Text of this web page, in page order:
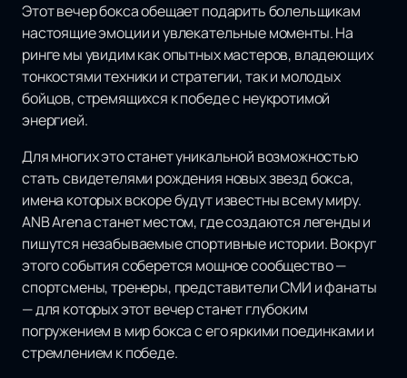
Этот вечер бокса обещает подарить болельщикам
настоящие эмоции и увлекательные моменты. На
ринге мы увидим как опытных мастеров, владеющих
тонкостями техники и стратегии, так и молодых
бойцов, стремящихся к победе с неукротимой
энергией.
Для многих это станет уникальной возможностью
стать свидетелями рождения новых звезд бокса,
имена которых вскоре будут известны всему миру.
ANB Arena станет местом, где создаются легенды и
пишутся незабываемые спортивные истории. Вокруг
этого события соберется мощное сообщество —
спортсмены, тренеры, представители СМИ и фанаты
— для которых этот вечер станет глубоким
погружением в мир бокса с его яркими поединками и
стремлением к победе.